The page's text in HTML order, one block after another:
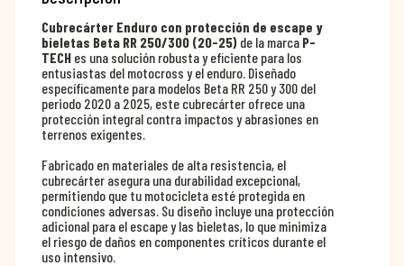
Cubrecárter Enduro con protección de escape y
bieletas Beta RR 250/300 (20-25) de la marca P-
TECH es una solución robusta y eficiente para los
entusiastas del motocross y el enduro. Diseñado
específicamente para modelos Beta RR 250 y 300 del
periodo 2020 a 2025, este cubrecárter ofrece una
protección integral contra impactos y abrasiones en
terrenos exigentes.
Fabricado en materiales de alta resistencia, el
cubrecárter asegura una durabilidad excepcional,
permitiendo que tu motocicleta esté protegida en
condiciones adversas. Su diseño incluye una protección
adicional para el escape y las bieletas, lo que minimiza
el riesgo de daños en componentes críticos durante el
uso intensivo.